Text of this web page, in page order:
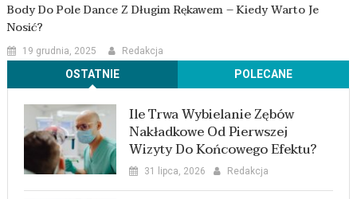
Body Do Pole Dance Z Długim Rękawem – Kiedy Warto Je
Nosić?
19 grudnia, 2025 Redakcja
OSTATNIE POLECANE
Ile Trwa Wybielanie Zębów
Nakładkowe Od Pierwszej
Wizyty Do Końcowego Efektu?
31 lipca, 2026 Redakcja